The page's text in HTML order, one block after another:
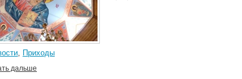
, Приходы
дальше